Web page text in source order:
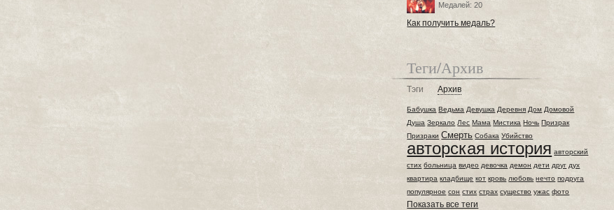
Медалей: 20
Как получить медаль?
Теги/Архив
Тэги Архив
Бабушка Ведьма Девушка Деревня Дом Домовой
Душа Зеркало Лес Мама Мистика Ночь Призрак
Призраки Смерть Собака Убийство
авторская история авторский
стих больница видео девочка демон дети друг дух
квартира кладбище кот кровь любовь нечто подруга
популярное сон стих страх существо ужас фото
Показать все теги